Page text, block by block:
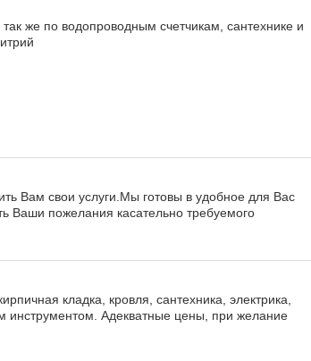
же по водопроводным счетчикам, сантехнике и
Вам свои услуги.Мы готовы в удобное для Вас
Ваши пожелания касательно требуемого
кладка, кровля, сантехника, электрика,
инструментом. Адекватные цены, при желание